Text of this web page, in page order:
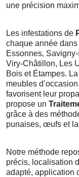
une précision
Les infestations de
chaque année
Essonnes,
Viry-Châtillon, Les
Bois et Étampes.
meubles
favorisent leur
propose un
grâce à des
punaises, œufs et
Notre méthode
précis, localisation
adapté, application